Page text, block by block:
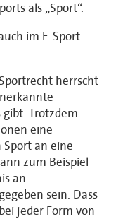
als „Sport“.
im E-Sport
herrscht
Trotzdem
eine
an eine
zum Beispiel
an
sein. Dass
jeder Form von